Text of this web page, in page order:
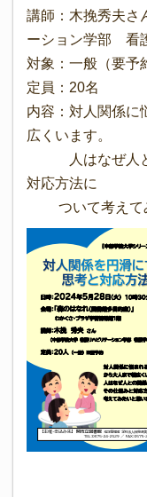
講師：木挽秀夫
ーション学部 看
対象：一般（要予
定員：20名
内容：対人関係に
広くいます。
人はなぜ人と
対応方法に
ついて考えてみ